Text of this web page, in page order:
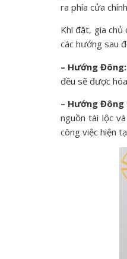
ra phía cửa
Khi đặt, gia
các hướng sau
– Hướng Đông:
đều sẽ được
– Hướng Đông
nguồn tài lộc
công việc hiện